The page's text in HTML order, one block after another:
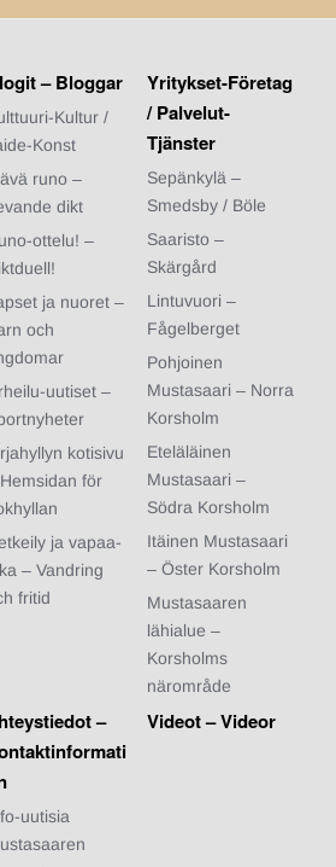
– Bloggar
Kultur /
Konst
runo –
dikt
ottelu! –
ja nuoret –
och
uutiset –
kotisivu
för
ja vapaa-
– Vandring
fritid
Yritykset-Företag
/ Palvelut-
Tjänster
Sepänkylä –
Smedsby / Böle
Saaristo –
Skärgård
Lintuvuori –
Fågelberget
Pohjoinen
Mustasaari – Norra
Korsholm
Eteläläinen
Mustasaari –
Södra Korsholm
Itäinen Mustasaari
– Öster Korsholm
Mustasaaren
lähialue –
Korsholms
närområde
–
uutisia
Videot – Videor